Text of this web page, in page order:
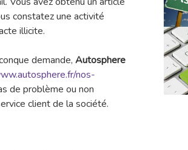
constatez une activité
illicite.
demande, Autosphere
nos-
de problème ou non
client de la société.